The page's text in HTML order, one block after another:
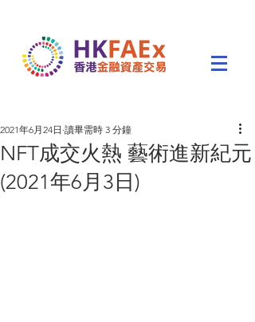
NFT成交火熱 藝術進新紀元
(2021年6月3日)
2021年6月24日 讀畢需時 3 分鐘